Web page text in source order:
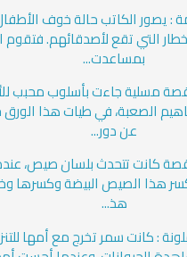
: يصور ‏الكاتب حالة خوف
التي تقع لأصدقائهم. ‏فتقوم
بمساعدت...
قصة مسلية جاءت بأسلوب محبب
الصعبة، في طيات هذا
عن دور...
كانت تتحدث بلسان صيص،
هذا الصيص البيضة وكسرها
هذ...
: كانت سمر تخرج مع أمها